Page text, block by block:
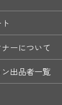
ーについて
出品者一覧